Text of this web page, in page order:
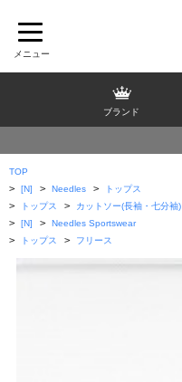
ブランド
TOP
> [N] > Needles > トップス
> トップス > カットソー(長袖・七分袖)
> [N] > Needles Sportswear
> トップス > フリース